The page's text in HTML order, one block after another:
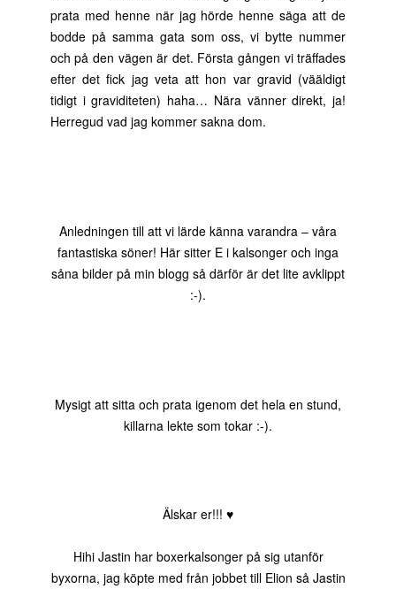
prata med henne när jag hörde henne säga att de
bodde på samma gata som oss, vi bytte nummer
och på den vägen är det. Första gången vi träffades
efter det fick jag veta att hon var gravid (vääldigt
tidigt i graviditeten) haha… Nära vänner direkt, ja!
Herregud vad jag kommer sakna dom.
Anledningen till att vi lärde känna varandra – våra
fantastiska söner! Här sitter E i kalsonger och inga
såna bilder på min blogg så därför är det lite avklippt
:-).
Mysigt att sitta och prata igenom det hela en stund,
killarna lekte som tokar :-).
Älskar er!!! ♥
Hihi Jastin har boxerkalsonger på sig utanför
byxorna, jag köpte med från jobbet till Elion så Jastin